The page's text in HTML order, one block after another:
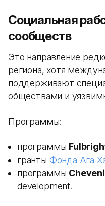
Социальная
сообществ
Это направление
региона, хотя
поддерживают
обществами и
Программы:
программы
гранты Фонда Ага
программы
development.